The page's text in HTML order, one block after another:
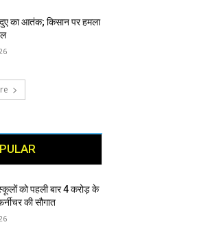
का आतंक; किसान पर हमला
को पहली बार 4 करोड़ के
की सौगात